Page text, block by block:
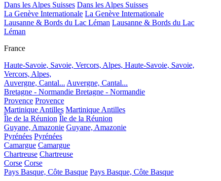
Dans les Alpes Suisses Dans les Alpes Suisses
La Genève Internationale La Genève Internationale
Lausanne & Bords du Lac Léman Lausanne & Bords du Lac
Léman
France
Haute-Savoie, Savoie, Vercors, Alpes, Haute-Savoie, Savoie,
Vercors, Alpes,
Auvergne, Cantal... Auvergne, Cantal...
Bretagne - Normandie Bretagne - Normandie
Provence Provence
Martinique Antilles Martinique Antilles
Île de la Réunion Île de la Réunion
Guyane, Amazonie Guyane, Amazonie
Pyrénées Pyrénées
Camargue Camargue
Chartreuse Chartreuse
Corse Corse
Pays Basque, Côte Basque Pays Basque, Côte Basque